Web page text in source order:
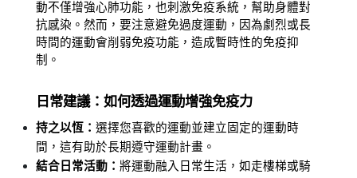
動不僅增強心肺功能，也刺激免疫系統，幫助身體對
抗感染。然而，要注意避免過度運動，因為劇烈或長
時間的運動會削弱免疫功能，造成暫時性的免疫抑
制。
日常建議：如何透過運動增強免疫力
持之以恆： 選擇您喜歡的運動並建立固定的運動時
間，這有助於長期遵守運動計畫。
結合日常活動： 將運動融入日常生活，如走樓梯或騎